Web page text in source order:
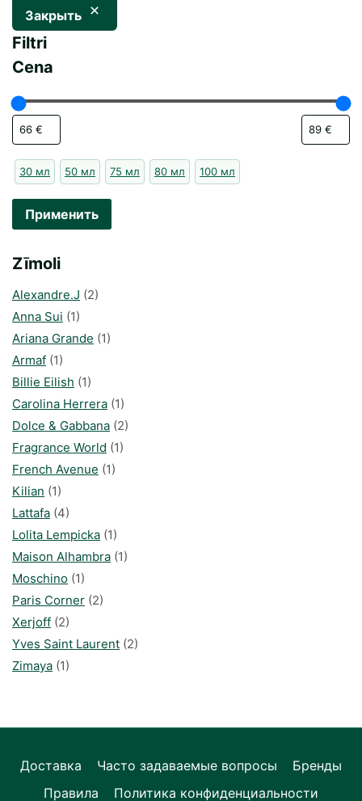
Закрыть
Filtri
Cena
30 мл 50 мл 75 мл 80 мл 100 мл
Применить
Zīmoli
Alexandre.J (2)
Anna Sui (1)
Ariana Grande (1)
Armaf (1)
Billie Eilish (1)
Carolina Herrera (1)
Dolce & Gabbana (2)
Fragrance World (1)
French Avenue (1)
Kilian (1)
Lattafa (4)
Lolita Lempicka (1)
Maison Alhambra (1)
Moschino (1)
Paris Corner (2)
Xerjoff (2)
Yves Saint Laurent (2)
Zimaya (1)
Доставка Часто задаваемые вопросы
Бренды
Правила
Политика конфиденциальности